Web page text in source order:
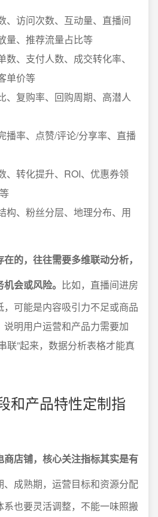
、访问次数、互动量、直播间
量、推荐流量占比等
、支付人数、成交转化率、
单价等
、复购率、回购周期、高潜人
播率、点赞/评论/分享率、直播
、转化提升、ROI、优惠券领
构、粉丝分层、地理分布、用
的，往往需要多维联动分析，
会或风险。 比如，直播间进房
可能是内容吸引力不足或商品
明用户运营和产品力需要加
联”起来，数据分析表格才能真
和产品特性定制指
店铺，核心关注指标其实是有
、成熟期，运营目标和资源分配
也要灵活调整，不能一味照搬